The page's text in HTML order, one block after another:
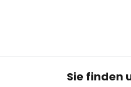
Sie finden